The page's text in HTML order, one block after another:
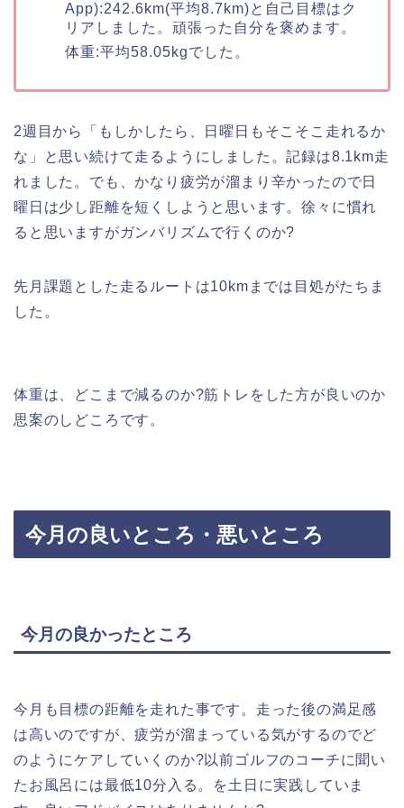
App):242.6km(平均8.7km)と自己目標はク
リアしました。頑張った自分を褒めます。
体重:平均58.05kgでした。
2週目から「もしかしたら、日曜日もそこそこ走れるか
な」と思い続けて走るようにしました。記録は8.1km走
れました。でも、かなり疲労が溜まり辛かったので日
曜日は少し距離を短くしようと思います。徐々に慣れ
ると思いますがガンバリズムで行くのか?
先月課題とした走るルートは10kmまでは目処がたちま
した。
体重は、どこまで減るのか?筋トレをした方が良いのか
思案のしどころです。
今月の良いところ・悪いところ
今月の良かったところ
今月も目標の距離を走れた事です。走った後の満足感
は高いのですが、疲労が溜まっている気がするのでど
のようにケアしていくのか?以前ゴルフのコーチに聞い
たお風呂には最低10分入る。を土日に実践していま